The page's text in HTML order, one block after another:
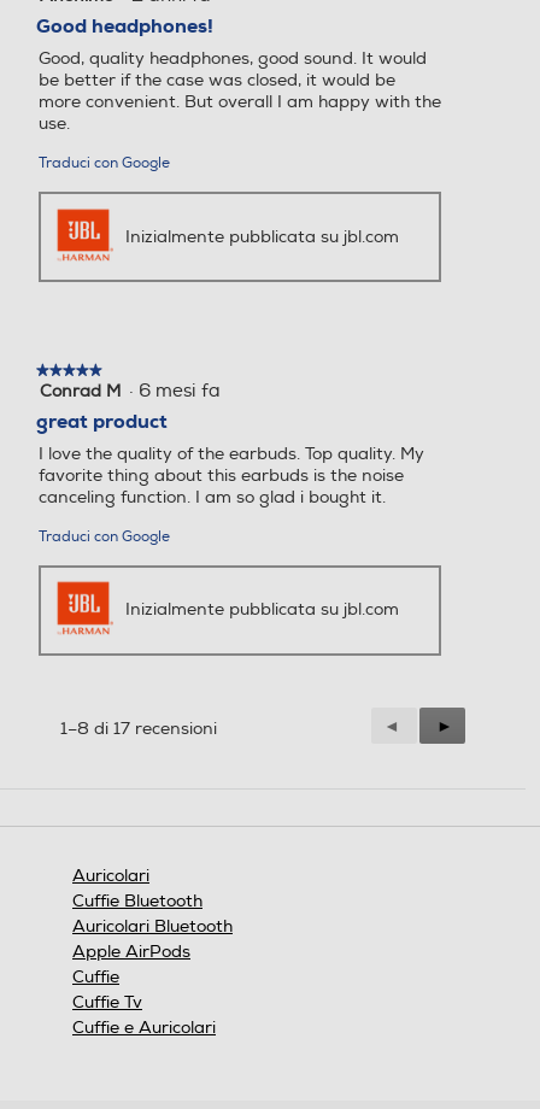
5
stelle.
Good headphones!
Good, quality headphones, good sound. It would
be better if the case was closed, it would be
more convenient. But overall I am happy with the
use.
Traduci con Google
Inizialmente pubblicata su jbl.com
★★★★★
★★★★★
5
5
stelle.
Conrad M · 6 mesi fa
great product
I love the quality of the earbuds. Top quality. My
favorite thing about this earbuds is the noise
canceling function. I am so glad i bought it.
Traduci con Google
Inizialmente pubblicata su jbl.com
1–8 di 17 recensioni
Precedente
Reviews
◄
Successiva
Reviews
►
Auricolari
Cuffie Bluetooth
Auricolari Bluetooth
Apple AirPods
Cuffie
Cuffie Tv
Cuffie e Auricolari